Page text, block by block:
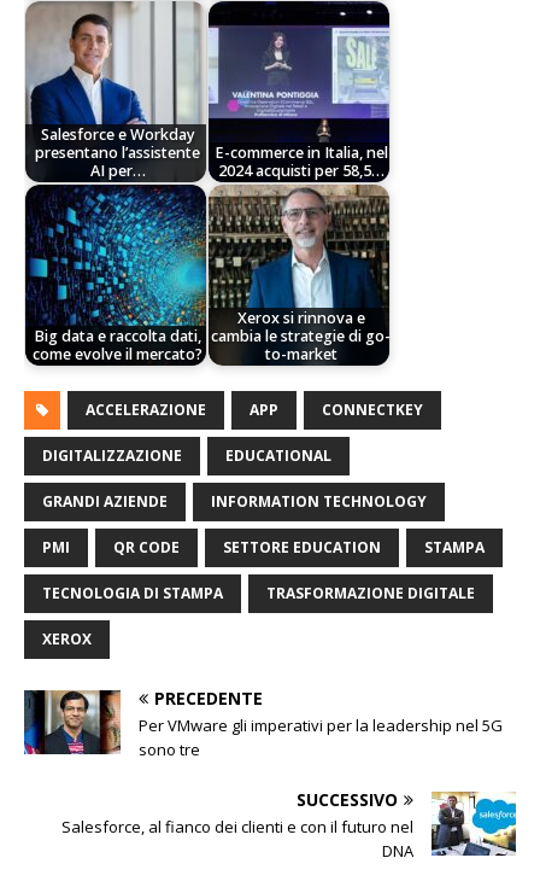
Salesforce e Workday
presentano l’assistente
AI per…
E-commerce in Italia, nel
2024 acquisti per 58,5…
Big data e raccolta dati,
come evolve il mercato?
Xerox si rinnova e
cambia le strategie di go-
to-market
ACCELERAZIONE APP CONNECTKEY
DIGITALIZZAZIONE EDUCATIONAL
GRANDI AZIENDE INFORMATION TECHNOLOGY
PMI QR CODE SETTORE EDUCATION STAMPA
TECNOLOGIA DI STAMPA TRASFORMAZIONE DIGITALE
XEROX
PRECEDENTE
Per VMware gli imperativi per la leadership nel 5G
sono tre
SUCCESSIVO
Salesforce, al fianco dei clienti e con il futuro nel
DNA